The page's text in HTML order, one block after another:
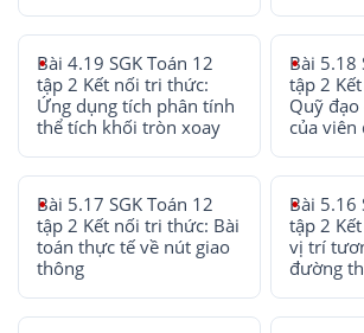
Bài 4.19 SGK Toán 12
tập 2 Kết nối tri thức:
Ứng dụng tích phân tính
thể tích khối tròn xoay
Bài 5.18
tập 2
Quỹ
của viên
Bài 5.17 SGK Toán 12
tập 2 Kết nối tri thức: Bài
toán thực tế về nút giao
thông
Bài 5.16
tập 2
vị trí
đường